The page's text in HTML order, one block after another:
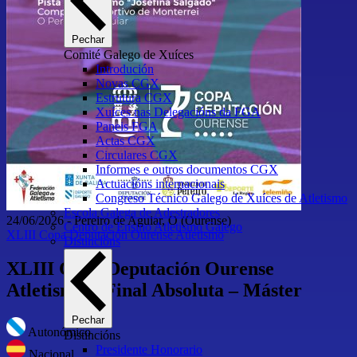
Pechar
Comité Galego de Xuíces
Introdución
Novas CGX
Estrutura CGX
Xuíces nas Delegacións da FGA
Paneis FGA
Actas CGX
Circulares CGX
Informes e outros documentos CGX
Actuacións internacionais
Congreso Técnico Galego de Xuíces de Atletismo
Escola Galega de Adestradores
Centro de Ensino Atletismo Galego
Distincións
Pechar
Distincións
Presidente Honorario
24/06/2026-Pereiro de Aguiar, O(Ourense)
XLIII Copa Deputación Ourense Atletismo
XLIII Copa Deputación Ourense
Atletismo – Final Absoluta – Máster
Autonómico
Nacional